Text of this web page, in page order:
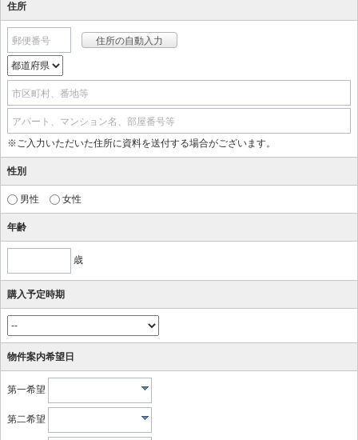
住所
郵便番号
市区町村、番地等
アパート、マンション名、部屋番号等
※ご入力いただいた住所に資料を送付する場合がございます。
性別
男性 女性
年齢
歳
購入予定時期
物件案内希望日
第一希望
第二希望